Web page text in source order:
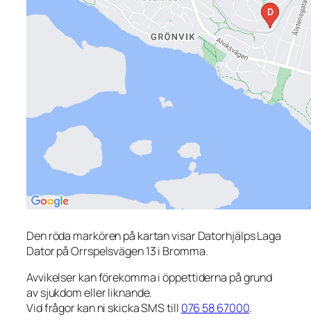
Den röda markören på kartan visar Datorhjälps Laga
Dator på Orrspelsvägen 13 i Bromma.
Avvikelser kan förekomma i öppettiderna på grund
av sjukdom eller liknande.
Vid frågor kan ni skicka SMS till 076 58 67000.